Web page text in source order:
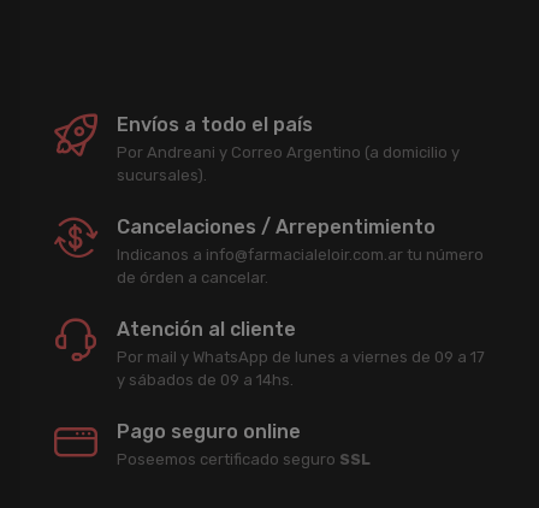
Envíos a todo el país
Por Andreani y Correo Argentino (a domicilio y
sucursales).
Cancelaciones / Arrepentimiento
Indicanos a info@farmacialeloir.com.ar tu número
de órden a cancelar.
Atención al cliente
Por mail y WhatsApp de lunes a viernes de 09 a 17
y sábados de 09 a 14hs.
Pago seguro online
Poseemos certificado seguro SSL